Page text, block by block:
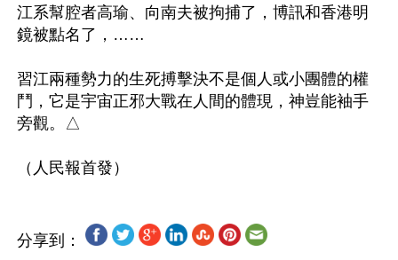
江系幫腔者高瑜、向南夫被拘捕了，博訊和香港明
鏡被點名了，……
習江兩種勢力的生死搏擊決不是個人或小團體的權
鬥，它是宇宙正邪大戰在人間的體現，神豈能袖手
旁觀。△
分享到：